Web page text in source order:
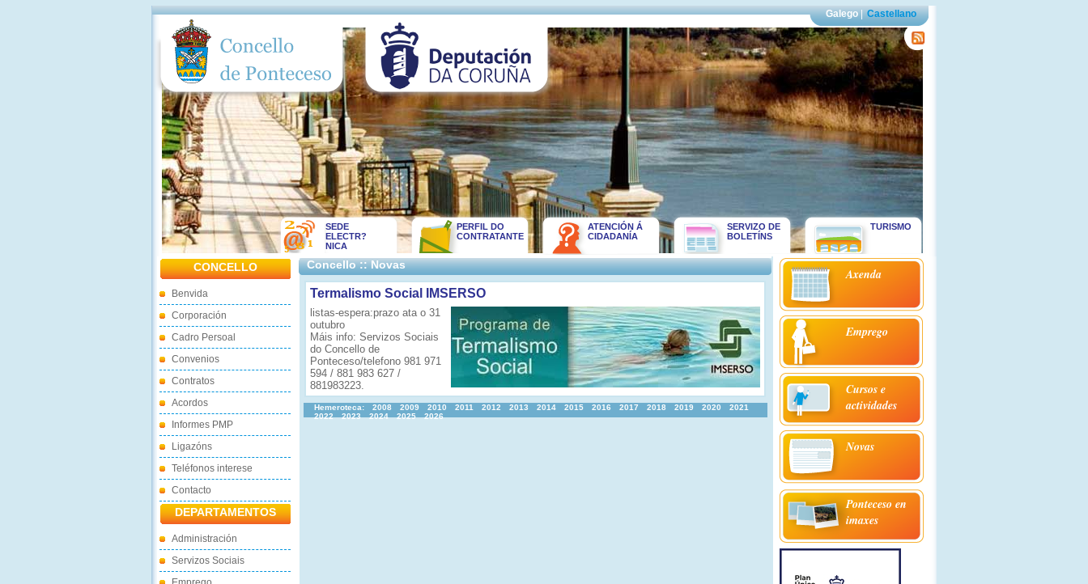
Galego| Castellano
SEDE
ELECTR?
NICA
PERFIL DO
CONTRATANTE
ATENCIÓN Á
CIDADANÍA
SERVIZO DE
BOLETÍNS
TURISMO
CONCELLO
Benvida
Corporación
Cadro Persoal
Convenios
Contratos
Acordos
Informes PMP
Ligazóns
Teléfonos interese
Contacto
DEPARTAMENTOS
Administración
Servizos Sociais
Concello :: Novas
Termalismo Social IMSERSO
listas-espera:prazo ata o 31
outubro
Máis info: Servizos Sociais
do Concello de
Ponteceso/telefono 981 971
594 / 881 983 627 /
881983223.
Hemeroteca: 2008 2009 2010 2011 2012 2013 2014 2015 2016 2017 2018 2019 2020
2021
2022
2023 2024 2025 2026
Axenda
Emprego
Cursos e
actividades
Novas
Ponteceso en
imaxes